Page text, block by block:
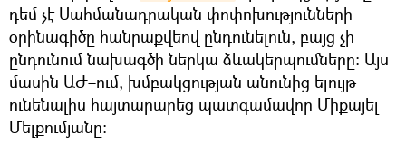
դեմ չէ Սահմանադրական փոփոխությունների
օրինագիծը հանրաքվեով ընդունելուն, բայց չի
ընդունում նախագծի ներկա ձևակերպումները։ Այս
մասին ԱԺ–ում, խմբակցության անունից ելույթ
ունենալիս հայտարարեց պատգամավոր Միքայել
Մելքումյանը։